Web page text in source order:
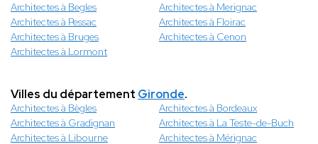
Architectes à Begles
Architectes à Merignac
Architectes à Pessac
Architectes à Floirac
Architectes à Bruges
Architectes à Cenon
Architectes à Lormont
Villes du département Gironde.
Architectes à Bègles
Architectes à Bordeaux
Architectes à Gradignan
Architectes à La Teste-de-Buch
Architectes à Libourne
Architectes à Mérignac